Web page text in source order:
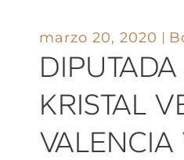
marzo 20, 2020
KRISTAL